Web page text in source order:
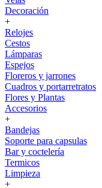
Decoración
+
Relojes
Cestos
Lámparas
Espejos
Floreros y jarrones
Cuadros y portarretratos
Flores y Plantas
Accesorios
+
Bandejas
Soporte para capsulas
Bar y coctelería
Termicos
Limpieza
+